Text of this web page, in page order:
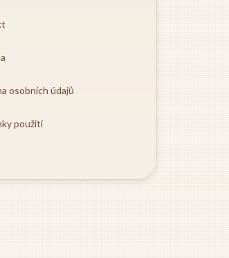
osobních údajů
použití